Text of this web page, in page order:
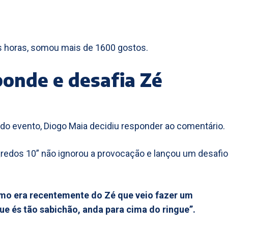
somou mais de 1600 gostos.
e desafia Zé
evento, Diogo Maia decidiu responder ao comentário.
10” não ignorou a provocação e lançou um desafio
era recentemente do Zé que veio fazer um
és tão sabichão, anda para cima do ringue”.